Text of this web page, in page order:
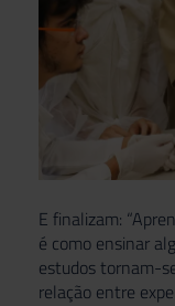
E finalizam:
é como ensinar
estudos tornam-
relação entre